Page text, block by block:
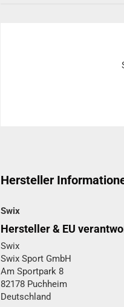
Hersteller
Swix
Hersteller & EU
Swix
Swix Sport GmbH​
Am Sportpark 8
82178 Puchheim
Deutschland